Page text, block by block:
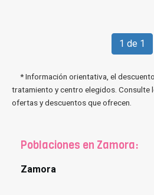
1 de 1
* Información orientativa, el
tratamiento y centro elegidos. Consulte
ofertas y descuentos que ofrecen.
Poblaciones en Zamora:
Zamora